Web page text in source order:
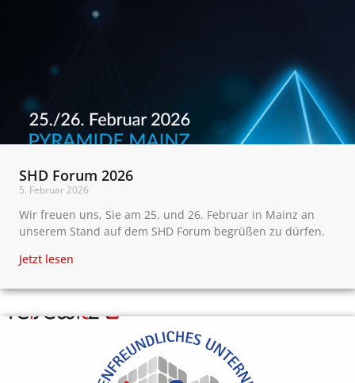
SHD Forum 2026
5. Februar 2026
Wir freuen uns, Sie am 25. und 26. Februar in Mainz an
unserem Stand auf dem SHD Forum begrüßen zu dürfen.
Jetzt lesen